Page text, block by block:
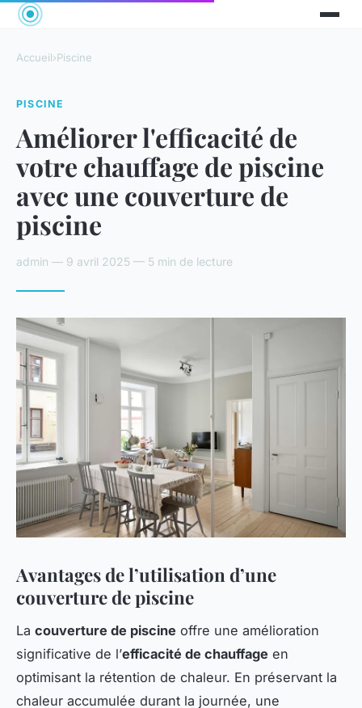
Accueil›Piscine
PISCINE
Améliorer l'efficacité de
votre chauffage de piscine
avec une couverture de
piscine
admin — 9 avril 2025 — 5 min de lecture
Avantages de l’utilisation d’une
couverture de piscine
La couverture de piscine offre une amélioration
significative de l’efficacité de chauffage en
optimisant la rétention de chaleur. En préservant la
chaleur accumulée durant la journée, une